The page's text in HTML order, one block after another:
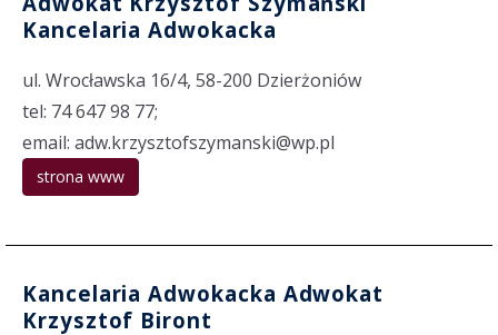
Kancelaria Adwokacka
ul. Wrocławska 16/4, 58-200 Dzierżoniów
tel: 74 647 98 77;
email: adw.krzysztofszymanski@wp.pl
strona www
Kancelaria Adwokacka Adwokat
Krzysztof Biront